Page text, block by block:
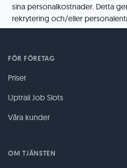
sina personalkostnader. Detta
rekrytering och/eller
FÖR FÖRETAG
Priser
Uptrail Job Slots
Våra kunder
OM TJÄNSTEN